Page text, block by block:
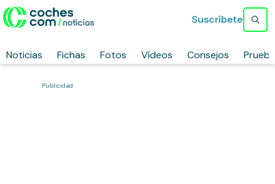
Noticias Fichas Fotos Vídeos Consejos
Suscríbete
Publicidad